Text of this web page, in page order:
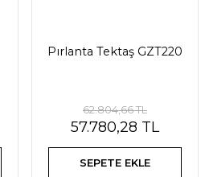
Pırlanta Tektaş GZT220
62.804,66 TL
57.780,28 TL
SEPETE EKLE